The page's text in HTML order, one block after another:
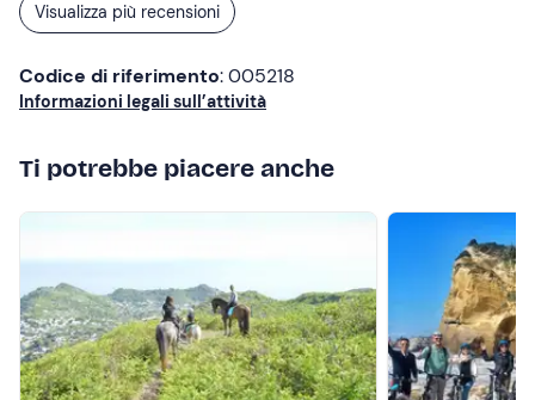
Visualizza più recensioni
Codice di riferimento: 005218
Informazioni legali sull’attività
Ti potrebbe piacere anche